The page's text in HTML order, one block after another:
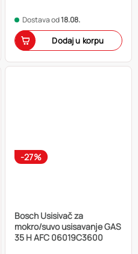
Dostava od18.08.
Dodaj u korpu
-27%
Bosch Usisivač za
mokro/suvo usisavanje GAS
35 H AFC 06019C3600